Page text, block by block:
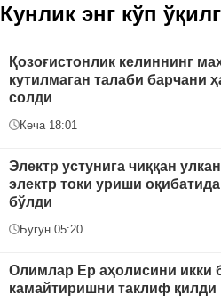
Кунлик энг кўп
Қозоғистонлик келиннинг
кутилмаган талаби барчани
солди
Кеча 18:01
Электр устунига чиққан
электр токи уриши
бўлди
Бугун 05:20
Олимлар Ер аҳолисини икки
камайтиришни таклиф қилди